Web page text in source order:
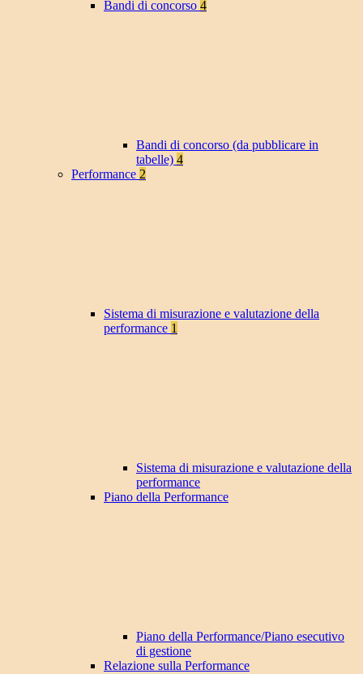
Bandi di concorso 4
Bandi di concorso (da pubblicare in
tabelle) 4
Performance 2
Sistema di misurazione e valutazione della
performance 1
Sistema di misurazione e valutazione della
performance
Piano della Performance
Piano della Performance/Piano esecutivo
di gestione
Relazione sulla Performance